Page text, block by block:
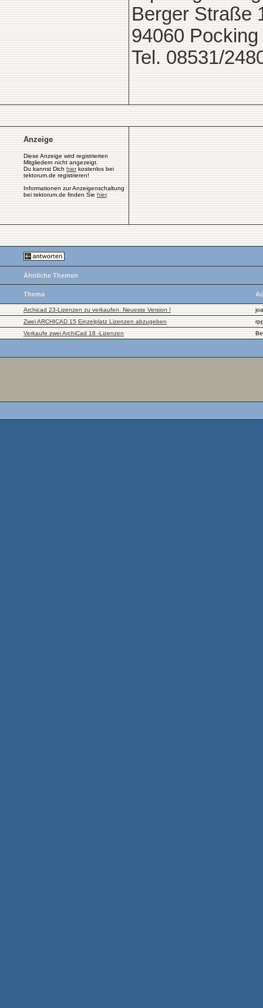
Berger Straße
94060 Pocking
Tel. 08531/
Anzeige
Diese Anzeige wird registrierten
Mitgliedern nicht angezeigt.
Du kannst Dich hierkostenlos bei
tektorum.de registrieren!
Informationen zur Anzeigenschaltung
bei tektorum.de finden Sie hier.
Ähnliche Themen
Thema
Archicad 23-Lizenzen zu verkaufen. Neueste Version !
Zwei ARCHICAD 15 Einzelplatz Lizenzen abzugeben
Verkaufe zwei ArchiCad 18 -Lizenzen